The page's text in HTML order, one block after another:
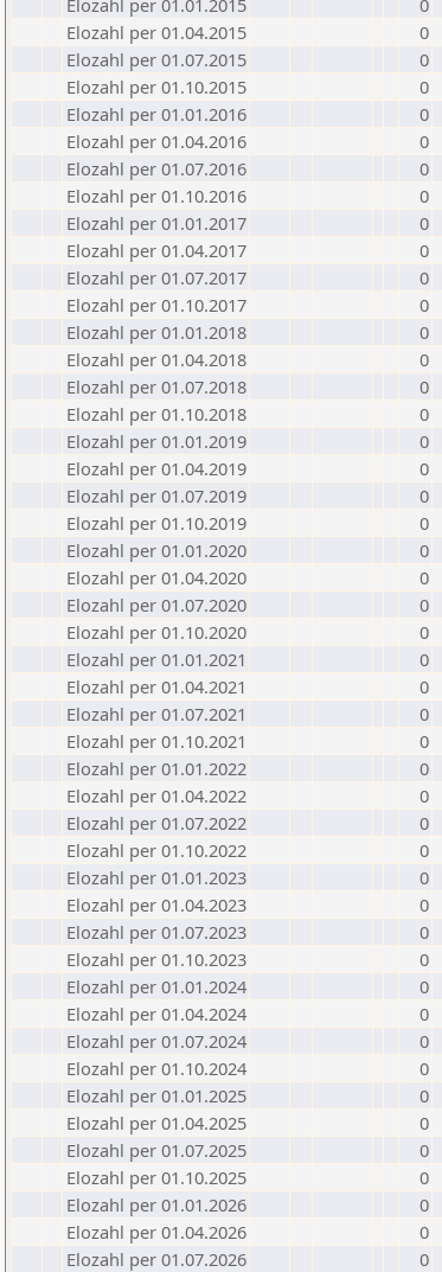
Elozahl per 01.01.2015
0
Elozahl per 01.04.2015
0
Elozahl per 01.07.2015
0
Elozahl per 01.10.2015
0
Elozahl per 01.01.2016
0
Elozahl per 01.04.2016
0
Elozahl per 01.07.2016
0
Elozahl per 01.10.2016
0
Elozahl per 01.01.2017
0
Elozahl per 01.04.2017
0
Elozahl per 01.07.2017
0
Elozahl per 01.10.2017
0
Elozahl per 01.01.2018
0
Elozahl per 01.04.2018
0
Elozahl per 01.07.2018
0
Elozahl per 01.10.2018
0
Elozahl per 01.01.2019
0
Elozahl per 01.04.2019
0
Elozahl per 01.07.2019
0
Elozahl per 01.10.2019
0
Elozahl per 01.01.2020
0
Elozahl per 01.04.2020
0
Elozahl per 01.07.2020
0
Elozahl per 01.10.2020
0
Elozahl per 01.01.2021
0
Elozahl per 01.04.2021
0
Elozahl per 01.07.2021
0
Elozahl per 01.10.2021
0
Elozahl per 01.01.2022
0
Elozahl per 01.04.2022
0
Elozahl per 01.07.2022
0
Elozahl per 01.10.2022
0
Elozahl per 01.01.2023
0
Elozahl per 01.04.2023
0
Elozahl per 01.07.2023
0
Elozahl per 01.10.2023
0
Elozahl per 01.01.2024
0
Elozahl per 01.04.2024
0
Elozahl per 01.07.2024
0
Elozahl per 01.10.2024
0
Elozahl per 01.01.2025
0
Elozahl per 01.04.2025
0
Elozahl per 01.07.2025
0
Elozahl per 01.10.2025
0
Elozahl per 01.01.2026
0
Elozahl per 01.04.2026
0
Elozahl per 01.07.2026
0